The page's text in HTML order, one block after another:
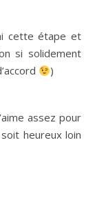
cette étape et
si solidement
)
assez pour
heureux loin